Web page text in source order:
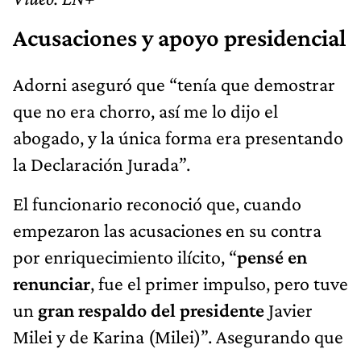
Acusaciones y apoyo presidencial
Adorni aseguró que “tenía que demostrar
que no era chorro, así me lo dijo el
abogado, y la única forma era presentando
la Declaración Jurada”.
El funcionario reconoció que, cuando
empezaron las acusaciones en su contra
por enriquecimiento ilícito, “pensé en
renunciar, fue el primer impulso, pero tuve
un gran respaldo del presidente Javier
Milei y de Karina (Milei)”. Asegurando que